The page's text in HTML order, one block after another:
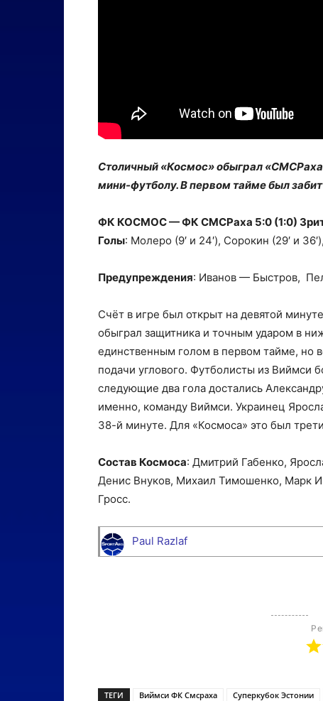
Столичный «Космос» обыграл
мини-футболу. В первом тайме был
ФК КОСМОС — ФК СМСРаха 5:0 (1:0)
Голы: Молеро (9′ и 24′), Сорокин (29′ и
Предупреждения: Иванов — Быстров,
Счёт в игре был открыт на девятой
обыграл защитника и точным ударом в
единственным голом в первом тайме, но
подачи углового. Футболисты из Виймси
следующие два гола достались
именно, команду Виймси. Украинец
38-й минуте. Для «Космоса» это был
Состав Космоса: Дмитрий Габенко,
Денис Внуков, Михаил Тимошенко, Марк
Гросс.
Paul Razlaf
ТЕГИ Виймси ФК Смсраха Суперкубок Эстонии